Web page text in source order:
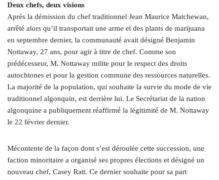
Deux chefs, deux visions
Après la démission du chef traditionnel Jean Maurice Matchewan,
arrêté alors qu’il transportait une arme et des plants de marijuana
en septembre dernier, la communauté avait désigné Benjamin
Nottaway, 27 ans, pour agir à titre de chef. Comme son
prédécesseur, M. Nottaway milite pour le respect des droits
autochtones et pour la gestion commune des ressources naturelles.
La majorité de la population, qui souhaite la survie du mode de vie
traditionnel algonquin, est derrière lui. Le Secrétariat de la nation
algonquine a publiquement réaffirmé la légitimité de M. Nottaway
le 22 février dernier.
Mécontente de la façon dont s’est déroulée cette succession, une
faction minoritaire a organisé ses propres élections et désigné un
nouveau chef, Casey Ratt. Ce dernier souhaite pour sa part